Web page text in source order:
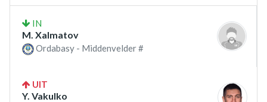
IN
M. Xalmatov
Ordabasy - Middenvelder #
UIT
Y. Vakulko